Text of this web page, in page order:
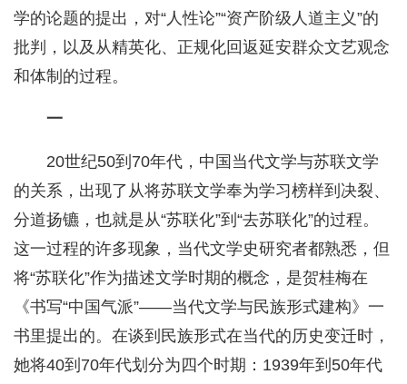
学的论题的提出，对“人性论”“资产阶级人道主义”的
批判，以及从精英化、正规化回返延安群众文艺观念
和体制的过程。
一
20世纪50到70年代，中国当代文学与苏联文学
的关系，出现了从将苏联文学奉为学习榜样到决裂、
分道扬镳，也就是从“苏联化”到“去苏联化”的过程。
这一过程的许多现象，当代文学史研究者都熟悉，但
将“苏联化”作为描述文学时期的概念，是贺桂梅在
《书写“中国气派”——当代文学与民族形式建构》一
书里提出的。在谈到民族形式在当代的历史变迁时，
她将40到70年代划分为四个时期：1939年到50年代